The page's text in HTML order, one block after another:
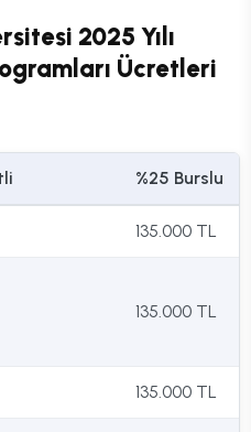
2025 Yılı
Ücretleri
%25 Burslu
135.000 TL
135.000 TL
135.000 TL